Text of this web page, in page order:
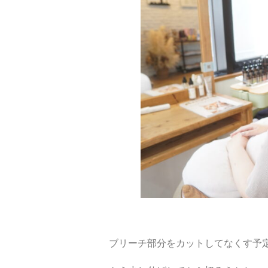
ブリーチ部分をカットしてなくす予